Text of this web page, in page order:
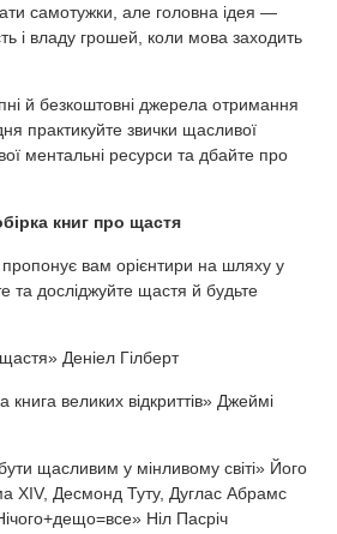
самотужки, але головна ідея —
і владу грошей, коли мова заходить
й безкоштовні джерела отримання
практикуйте звички щасливої
ментальні ресурси та дбайте про
книг про щастя
вам орієнтири на шляху у
та досліджуйте щастя й будьте
Деніел Гілберт
великих відкриттів» Джеймі
щасливим у мінливому світі» Його
XIV, Десмонд Туту, Дуглас Абрамс
Ніл Пасріч